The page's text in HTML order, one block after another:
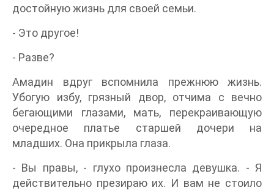
достойную жизнь для своей семьи.
- Это другое!
- Разве?
Амадин вдруг вспомнила прежнюю жизнь.
Убогую избу, грязный двор, отчима с вечно
бегающими глазами, мать, перекраивающую
очередное платье старшей дочери на
младших. Она прикрыла глаза.
- Вы правы, - глухо произнесла девушка. - Я
действительно презираю их. И вам не стоило